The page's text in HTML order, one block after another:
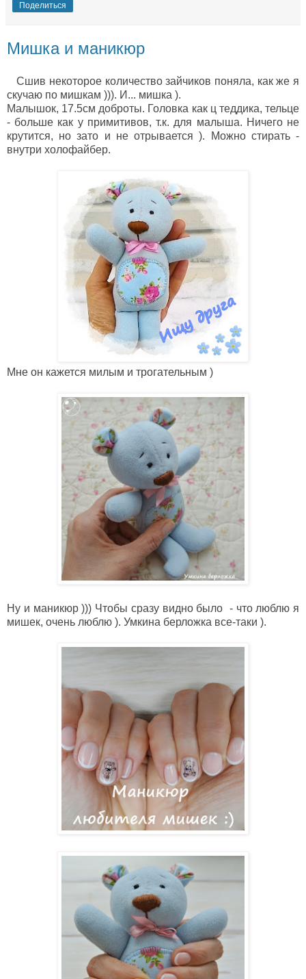
Поделиться
Мишка и маникюр
Сшив некоторое количество зайчиков поняла, как же я
скучаю по мишкам ))). И... мишка ).
Малышок, 17.5см доброты. Головка как ц теддика, тельце
- больше как у примитивов, т.к. для малыша. Ничего не
крутится, но зато и не отрывается ). Можно стирать -
внутри холофайбер.
Мне он кажется милым и трогательным )
Ну и маникюр ))) Чтобы сразу видно было - что люблю я
мишек, очень люблю ). Умкина берложка все-таки ).